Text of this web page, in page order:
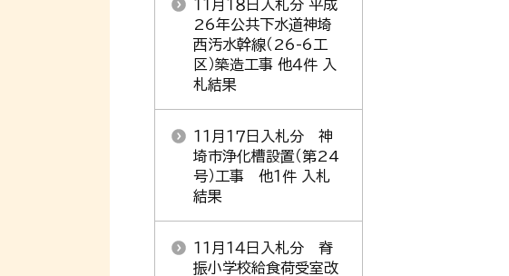
１１月１８日入札分 平成
26年公共下水道神埼
西汚水幹線（26-6工
区）築造工事 他４件 入
札結果
１１月１７日入札分 神
埼市浄化槽設置（第24
号）工事 他１件 入札
結果
１１月１４日入札分 脊
振小学校給食荷受室改